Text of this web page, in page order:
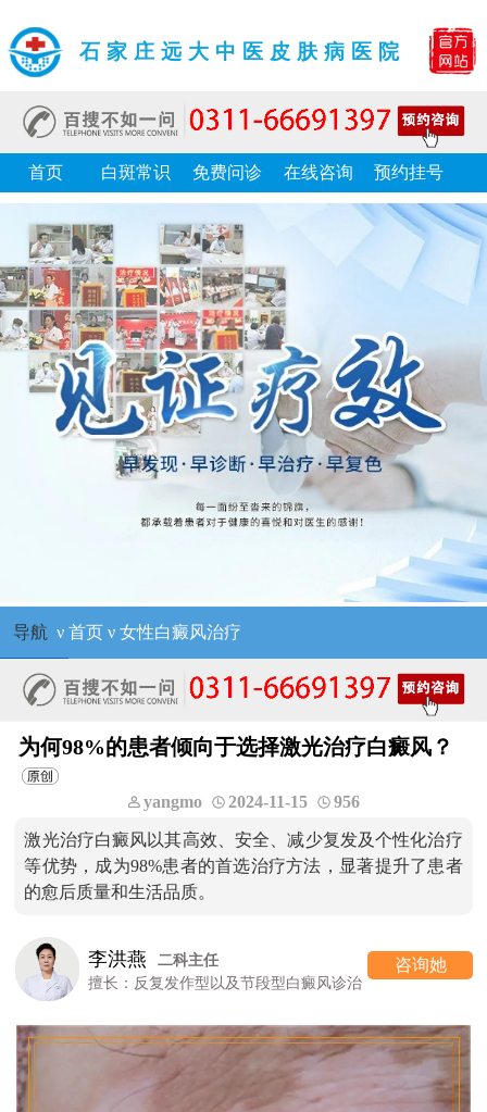
石家庄远大中医皮肤病医院
首页 白斑常识 免费问诊 在线咨询 预约挂号
导航 ν 首页ν 女性白癜风治疗
为何98%的患者倾向于选择激光治疗白癜风？
yangmo 2024-11-15 956
激光治疗白癜风以其高效、安全、减少复发及个性化治疗
等优势，成为98%患者的首选治疗方法，显著提升了患者
的愈后质量和生活品质。
李洪燕
二科主任
擅长：反复发作型以及节段型白癜风诊治
咨询她